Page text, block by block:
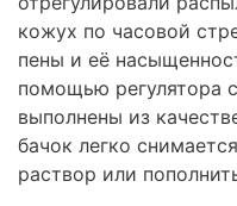
кожух по часовой
пены и её
помощью регулятора
выполнены из
бачок легко
раствор или